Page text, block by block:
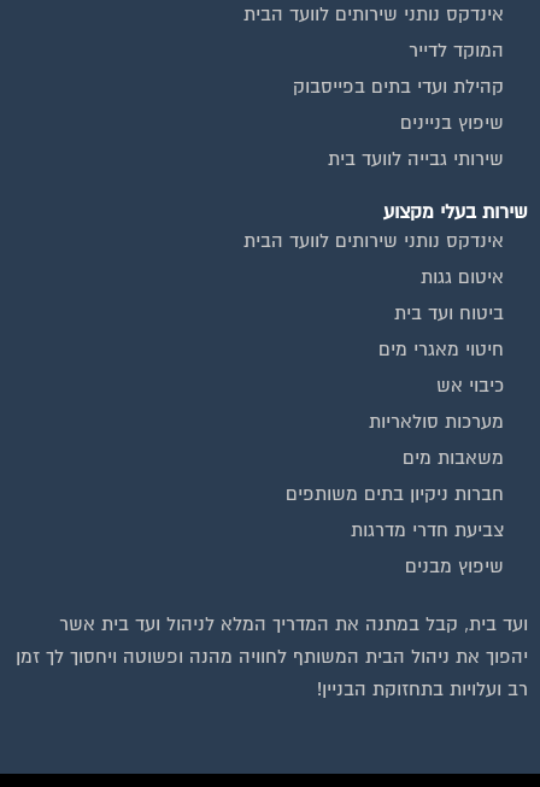
אינדקס נותני שירותים לוועד הבית
המוקד לדייר
קהילת ועדי בתים בפייסבוק
שיפוץ בניינים
שירותי גבייה לוועד בית
שירות בעלי מקצוע
אינדקס נותני שירותים לוועד הבית
איטום גגות
ביטוח ועד בית
חיטוי מאגרי מים
כיבוי אש
מערכות סולאריות
משאבות מים
חברות ניקיון בתים משותפים
צביעת חדרי מדרגות
שיפוץ מבנים
ועד בית, קבל במתנה את המדריך המלא לניהול ועד בית אשר
יהפוך את ניהול הבית המשותף לחוויה מהנה ופשוטה ויחסוך לך זמן
רב ועלויות בתחזוקת הבניין!